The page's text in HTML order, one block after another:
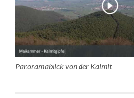
Panoramablick von der Kalmit